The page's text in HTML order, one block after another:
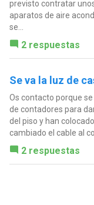
previsto contratar
aparatos de aire
se...
2 respuestas
Se va la luz de
Os contacto porque
de contadores para
del piso y han
cambiado el cable al
2 respuestas